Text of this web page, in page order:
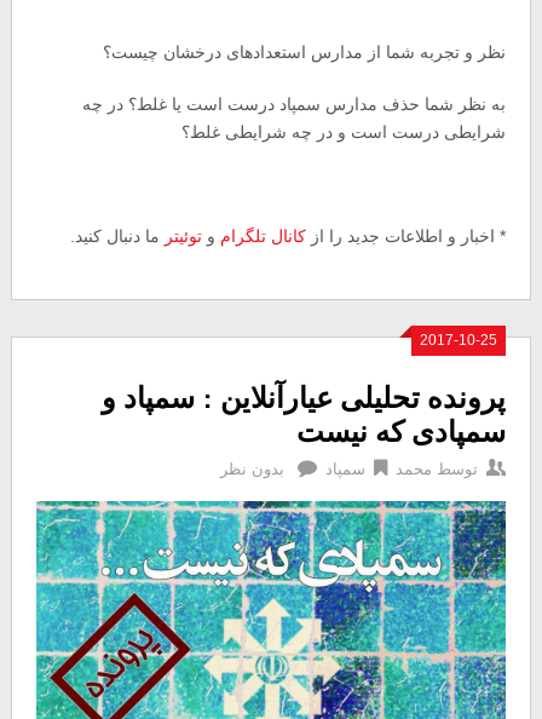
نظر و تجربه شما از مدارس استعدادهای درخشان چیست؟
به نظر شما حذف مدارس سمپاد درست است یا غلط؟ در چه
شرایطی درست است و در چه شرایطی غلط؟
* اخبار و اطلاعات جدید را از کانال تلگرام و توئیتر ما دنبال کنید.
2017-10-25
پرونده تحلیلی عیارآنلاین : سمپاد و
سمپادی که نیست
توسط محمد سمپاد بدون نظر